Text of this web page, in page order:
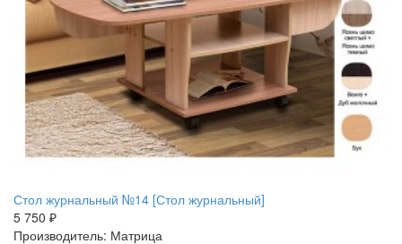
Стол журнальный №14 [Стол журнальный]
5 750 ₽
Производитель: Матрица